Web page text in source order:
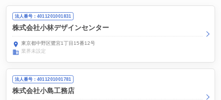
法人番号：4011201001831
株式会社小林デザインセンター
東京都中野区鷺宮1丁目15番12号
業界未設定
法人番号：4011201001781
株式会社小島工務店